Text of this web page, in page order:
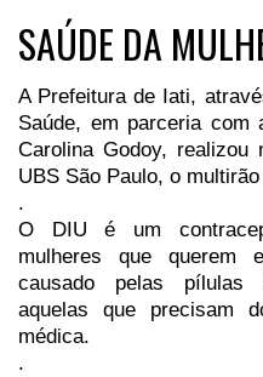
SAÚDE DA
A Prefeitura de Iati,
Saúde, em parceria com
Carolina Godoy, realizou
UBS São Paulo, o
.
O DIU é um
mulheres que querem
causado pelas pílulas
aquelas que precisam
médica.
.